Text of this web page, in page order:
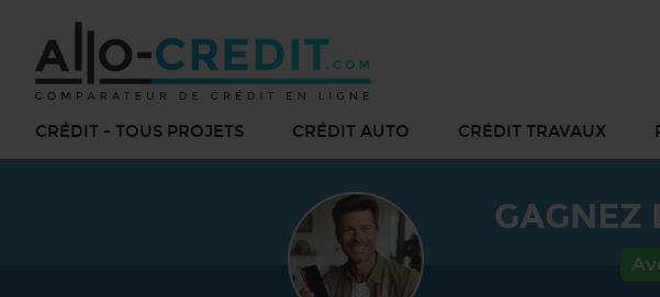
CRÉDIT - TOUS PROJETS CRÉDIT AUTO CRÉDIT TRAVAUX
GAGNEZ